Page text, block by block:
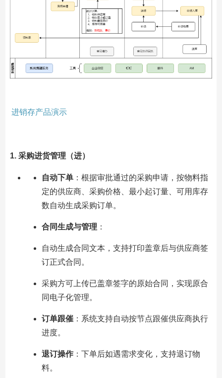
进销存产品演示
1. 采购进货管理（进）
自动下单：根据审批通过的采购申请，按物料指
定的供应商、采购价格、最小起订量、可用库存
数自动生成采购订单。
合同生成与管理 ：
自动生成合同文本，支持打印盖章后与供应商签
订正式合同。
采购方可上传已盖章签字的原始合同，实现原合
同电子化管理。
订单跟催：系统支持自动按节点跟催供应商执行
进度。
退订操作：下单后如遇需求变化，支持退订物
料。